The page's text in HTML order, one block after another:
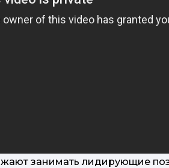
занимать лидирующие